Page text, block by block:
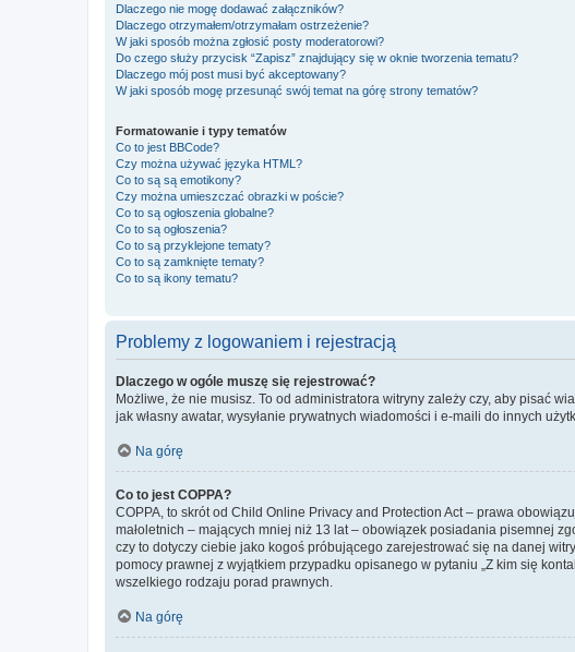
Dlaczego nie mogę dodawać załączników?
Dlaczego otrzymałem/otrzymałam ostrzeżenie?
W jaki sposób można zgłosić posty moderatorowi?
Do czego służy przycisk “Zapisz” znajdujący się w oknie tworzenia tematu?
Dlaczego mój post musi być akceptowany?
W jaki sposób mogę przesunąć swój temat na górę strony tematów?
Formatowanie i typy tematów
Co to jest BBCode?
Czy można używać języka HTML?
Co to są są emotikony?
Czy można umieszczać obrazki w poście?
Co to są ogłoszenia globalne?
Co to są ogłoszenia?
Co to są przyklejone tematy?
Co to są zamknięte tematy?
Co to są ikony tematu?
Problemy z logowaniem i rejestracją
Dlaczego w ogóle muszę się rejestrować?
Możliwe, że nie musisz. To od administratora witryny zależy czy, aby pisać
jak własny awatar, wysyłanie prywatnych wiadomości i e-maili do innych
Na górę
Co to jest COPPA?
COPPA, to skrót od Child Online Privacy and Protection Act – prawa
małoletnich – mających mniej niż 13 lat – obowiązek posiadania pisemnej
czy to dotyczy ciebie jako kogoś próbującego zarejestrować się na danej
pomocy prawnej z wyjątkiem przypadku opisanego w pytaniu „Z kim się
wszelkiego rodzaju porad prawnych.
Na górę